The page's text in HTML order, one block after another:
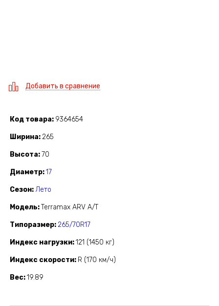
Добавить в сравнение
Код товара 9364654
Ширина 265
Высота 70
Диаметр 17
Сезон Лето
Модель Terramax ARV A/T
Типоразмер 265/70R17
Индекс нагрузки 121 (1450 кг)
Индекс скорости R (170 км/ч)
Вес 19.89